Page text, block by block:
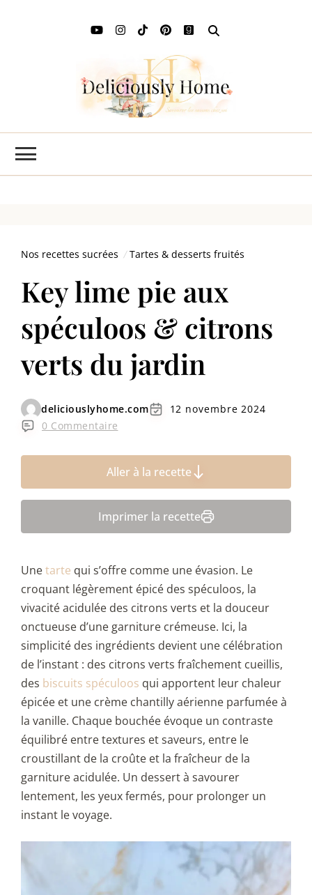
Nos recettes sucrées Tartes & desserts fruités
Key lime pie aux
spéculoos & citrons
verts du jardin
deliciouslyhome.com
12 novembre 2024
0 Commentaire
Aller à la recette
Imprimer la recette
Unetarte qui s’offre comme une évasion. Le
croquant légèrement épicé des spéculoos, la
vivacité acidulée des citrons verts et la douceur
onctueuse d’une garniture crémeuse. Ici, la
simplicité des ingrédients devient une célébration
de l’instant : des citrons verts fraîchement cueillis,
des biscuits spéculoos qui apportent leur chaleur
épicée et une crème chantilly aérienne parfumée à
la vanille. Chaque bouchée évoque un contraste
équilibré entre textures et saveurs, entre le
croustillant de la croûte et la fraîcheur de la
garniture acidulée. Un dessert à savourer
lentement, les yeux fermés, pour prolonger un
instant le voyage.